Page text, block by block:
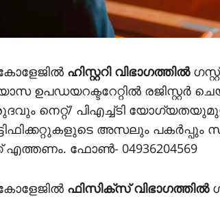
ഹിസ്റ്ററി വിഭാഗത്തില്‍
ഉപഡയറക്ടറേറ്റില്‍ രജിസ്റ്റര്‍
നെറ്റ്/ പിഎച്ച്ടി
അസലും പകര്‍പ്പും
എത്തണം. ഫോണ്‍- 04936204569
ഫിസിക്‌സ് വിഭാഗത്തില്‍